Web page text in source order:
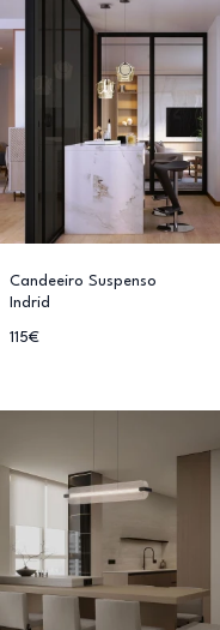
Candeeiro Suspenso
Indrid
115€